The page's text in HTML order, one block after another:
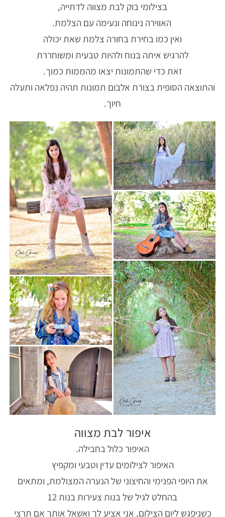
בצילומי בוק לבת מצווה לדתייה,
האווירה נינוחה ונעימה עם הצלמת.
ואין כמו בחירת בחורה צלמת שאת יכולה
להרגיש איתה בנוח ולהיות טבעית ומשוחררת
זאת כדי שהתמונות יצאו מהממות כמוך.
והתוצאה הסופית בצורת אלבום תמונות תהיה נפלאה ותעלה
חיוך.
איפור לבת מצווה
האיפור כלול בחבילה.
האיפור לצילומים עדין וטבעי ומקפיץ
את היופי הפנימי והחיצוני של הנערה המצולמת, ומתאים
בהחלט לגיל של בנות צעירות בנות 12
כשניפגש ליום הצילום, אני אציע לך ואשאל אותך אם תרצי